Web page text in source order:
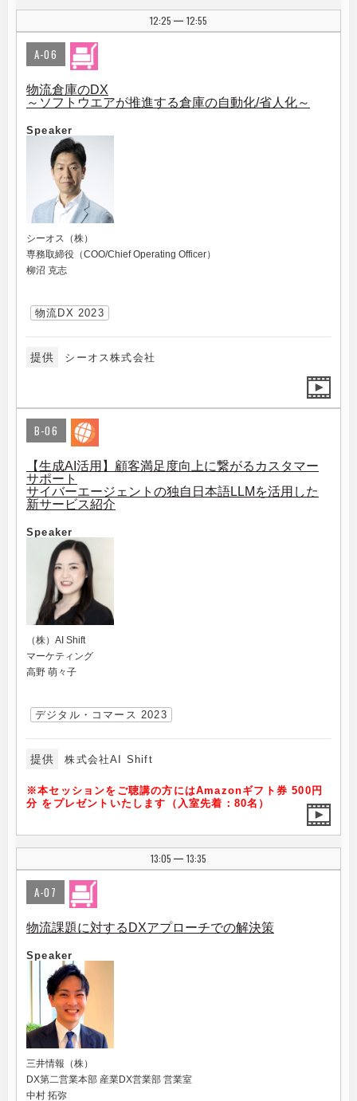
12:25 | 12:55
A-06
物流倉庫のDX
～ソフトウエアが推進する倉庫の自動化/省人化～
Speaker
シーオス（株）
専務取締役（COO/Chief Operating Officer）
柳沼 克志
物流DX 2023
提供 シーオス株式会社
B-06
【生成AI活用】顧客満足度向上に繋がるカスタマー
サポート
サイバーエージェントの独自日本語LLMを活用した
新サービス紹介
Speaker
（株）AI Shift
マーケティング
高野 萌々子
デジタル・コマース 2023
提供 株式会社AI Shift
※本セッションをご聴講の方にはAmazonギフト券 500円
分 をプレゼントいたします（入室先着：80名）
13:05 | 13:35
A-07
物流課題に対するDXアプローチでの解決策
Speaker
三井情報（株）
DX第二営業本部 産業DX営業部 営業室
中村 拓弥